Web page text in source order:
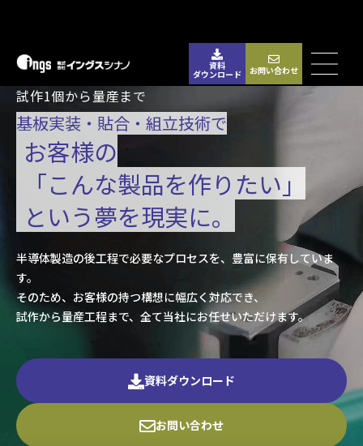
資料
ダウンロード お問い合わせ
試作1個から量産まで
基板実装・貼合・組立技術で
お客様の
「こんな製品を作りたい」
という夢を現実に。
半導体製造の後工程で必要なプロセスを、豊富に保有していま
す。
そのため、お客様の持つ構想に幅広く対応でき、
試作から量産工程まで、全て当社にお任せいただけます。
資料ダウンロード
お問い合わせ